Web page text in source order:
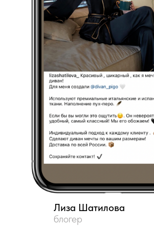
Лиза Шатилова
блогер